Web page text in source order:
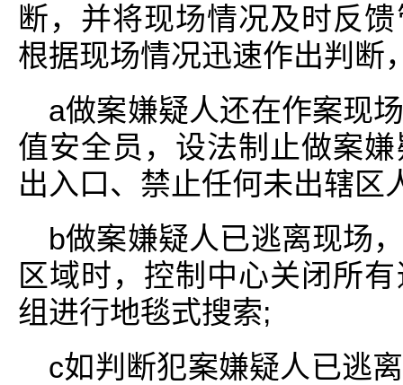
断，并将现场情况及时反
根据现场情况迅速作出判断
a做案嫌疑人还在作案现
值安全员，设法制止做案
出入口、禁止任何未出辖区
b做案嫌疑人已逃离现场
区域时，控制中心关闭所
组进行地毯式搜索;
c如判断犯案嫌疑人已逃